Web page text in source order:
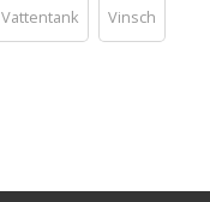
Vattentank Vinsch